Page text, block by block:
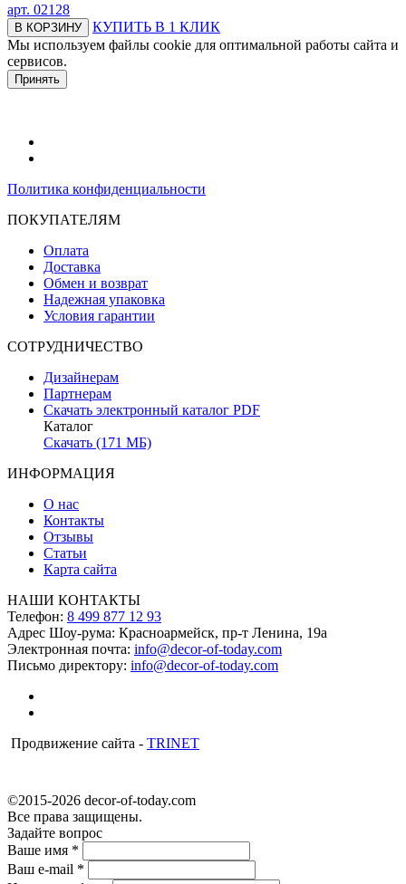
арт. 02128
В КОРЗИНУ
КУПИТЬ В 1 КЛИК
Мы используем файлы cookie для оптимальной работы сайта и
сервисов.
Принять
Политика конфиденциальности
ПОКУПАТЕЛЯМ
Оплата
Доставка
Обмен и возврат
Надежная упаковка
Условия гарантии
СОТРУДНИЧЕСТВО
Дизайнерам
Партнерам
Скачать электронный каталог PDF
Каталог
Скачать (171 МБ)
ИНФОРМАЦИЯ
О нас
Контакты
Отзывы
Статьи
Карта сайта
НАШИ КОНТАКТЫ
Телефон: 8 499 877 12 93
Адрес Шоу-рума: Красноармейск, пр-т Ленина, 19а
Электронная почта: info@decor-of-today.com
Письмо директору: info@decor-of-today.com
Продвижение сайта - TRINET
©2015-2026 decor-of-today.com
Все права защищены.
Задайте вопрос
Ваше имя *
Ваш e-mail *